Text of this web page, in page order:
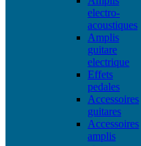
electro-
acoustiques
Amplis
guitare
electrique
Effets
pedales
Accessoires
guitares
Accessoires
amplis